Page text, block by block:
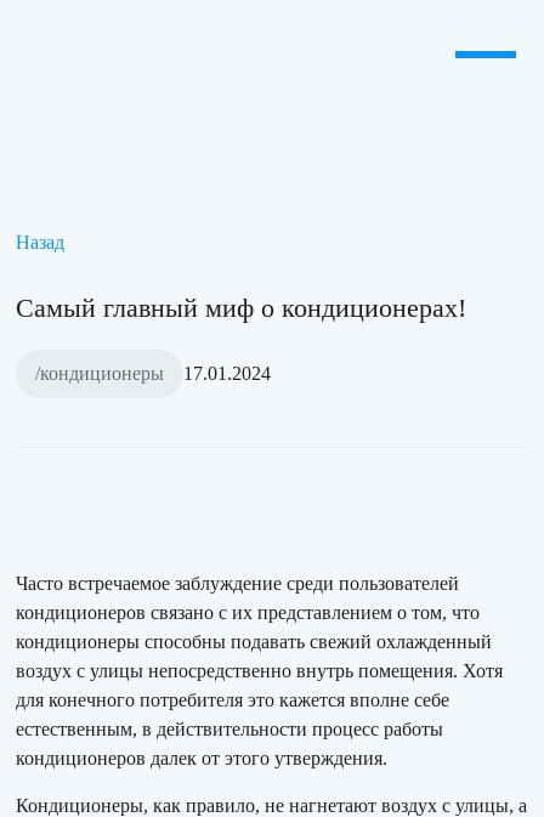
Назад
Самый главный миф о кондиционерах!
/кондиционеры 17.01.2024
Часто встречаемое заблуждение среди пользователей
кондиционеров связано с их представлением о том, что
кондиционеры способны подавать свежий охлажденный
воздух с улицы непосредственно внутрь помещения. Хотя
для конечного потребителя это кажется вполне себе
естественным, в действительности процесс работы
кондиционеров далек от этого утверждения.
Кондиционеры, как правило, не нагнетают воздух с улицы, а